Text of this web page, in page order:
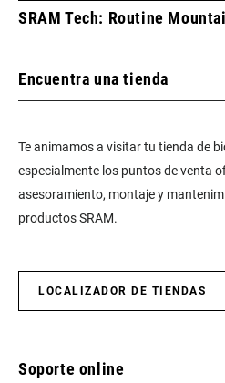
SRAM Tech: Routine
Encuentra una tienda
Te animamos a visitar tu tienda de
especialmente los puntos de venta
asesoramiento, montaje y
productos SRAM.
LOCALIZADOR DE TIENDAS
Soporte online